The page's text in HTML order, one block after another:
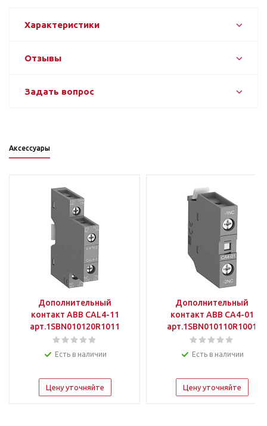
Характеристики
Отзывы
Задать вопрос
Аксессуары
Дополнительный
контакт АВВ CAL4-11
арт.1SBN010120R1011
Есть в наличии
Цену уточняйте
Дополнительный
контакт АВВ CA4-01
арт.1SBN010110R1001
Есть в наличии
Цену уточняйте